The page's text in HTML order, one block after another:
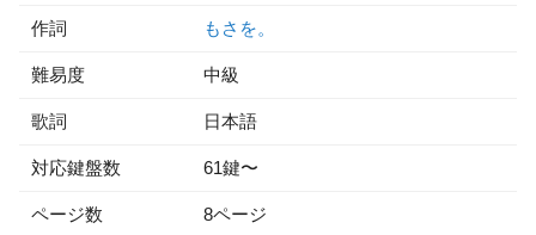
作詞 もさを。
難易度 中級
歌詞 日本語
対応鍵盤数 61鍵〜
ページ数 8ページ